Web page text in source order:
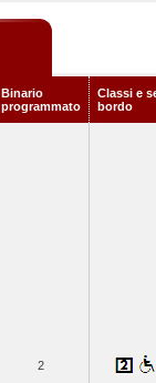
Binario
programmato
Classi e
bordo
2